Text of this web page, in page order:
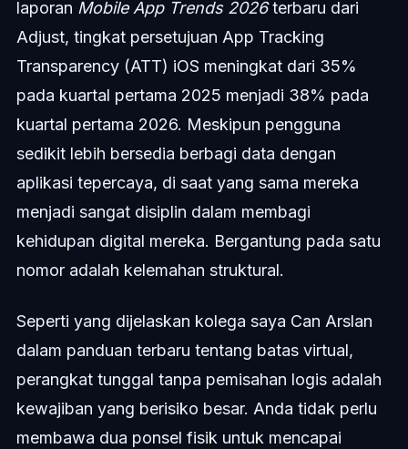
laporan Mobile App Trends 2026terbaru dari
Adjust, tingkat persetujuan App Tracking
Transparency (ATT) iOS meningkat dari 35%
pada kuartal pertama 2025 menjadi 38% pada
kuartal pertama 2026. Meskipun pengguna
sedikit lebih bersedia berbagi data dengan
aplikasi tepercaya, di saat yang sama mereka
menjadi sangat disiplin dalam membagi
kehidupan digital mereka. Bergantung pada satu
nomor adalah kelemahan struktural.
Seperti yang dijelaskan kolega saya Can Arslan
dalam panduan terbaru tentang batas virtual,
perangkat tunggal tanpa pemisahan logis adalah
kewajiban yang berisiko besar. Anda tidak perlu
membawa dua ponsel fisik untuk mencapai